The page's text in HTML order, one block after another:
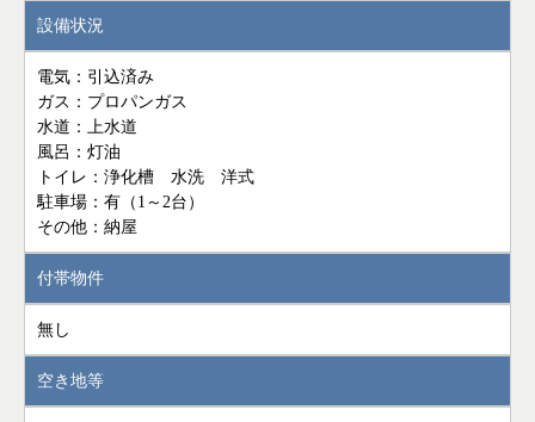
設備状況
電気：引込済み
ガス：プロパンガス
水道：上水道
風呂：灯油
トイレ：浄化槽 水洗 洋式
駐車場：有（1～2台）
その他：納屋
付帯物件
無し
空き地等